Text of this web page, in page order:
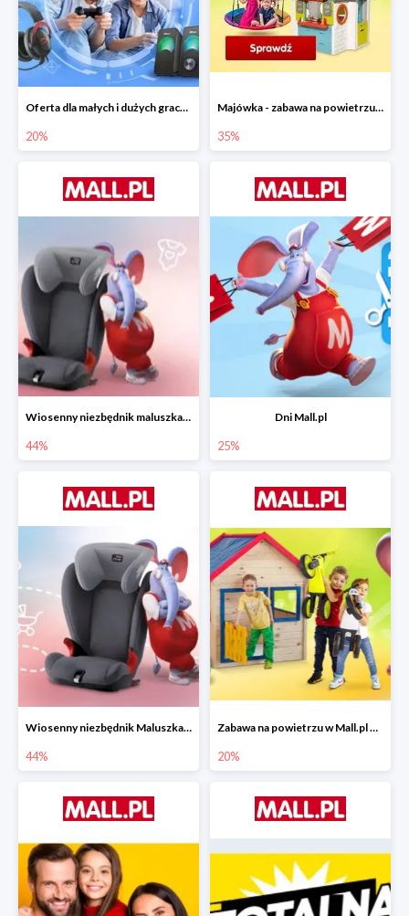
Oferta dla małych i dużych graczy w Mall.pl do -20%
20%
Majówka - zabawa na powietrzu do -35%
35%
Wiosenny niezbędnik maluszka do -44% taniej
44%
Dni Mall.pl
25%
Wiosenny niezbędnik Maluszka w Mall.pl do -44%
44%
Zabawa na powietrzu w Mall.pl do -20%
20%